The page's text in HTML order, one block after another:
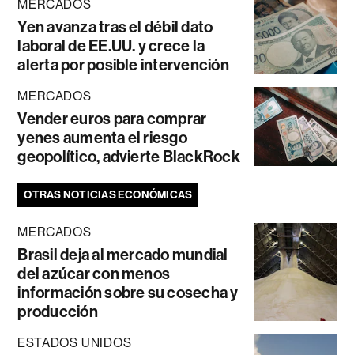
MERCADOS
Yen avanza tras el débil dato
laboral de EE.UU. y crece la
alerta por posible intervención
MERCADOS
Vender euros para comprar
yenes aumenta el riesgo
geopolítico, advierte BlackRock
OTRAS NOTICIAS ECONÓMICAS
MERCADOS
Brasil deja al mercado mundial
del azúcar con menos
información sobre su cosecha y
producción
ESTADOS UNIDOS